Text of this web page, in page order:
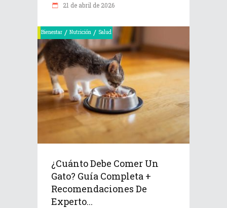
21 de abril de 2026
Bienestar / Nutrición / Salud
¿Cuánto Debe Comer Un
Gato? Guía Completa +
Recomendaciones De
Experto...